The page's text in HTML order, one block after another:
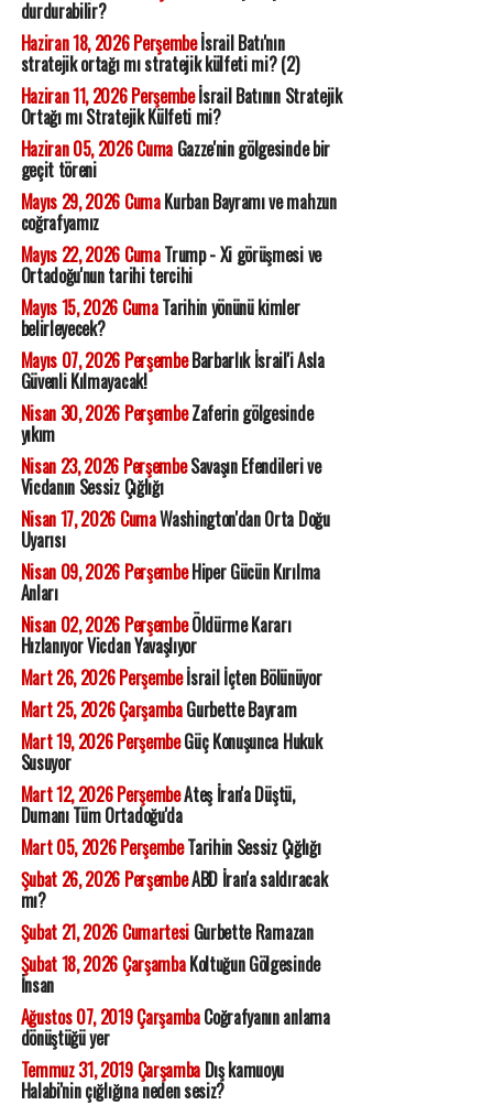
durdurabilir?
Haziran 18, 2026 Perşembeİsrail Batı'nın
stratejik ortağı mı stratejik külfeti mi? (2)
Haziran 11, 2026 Perşembeİsrail Batının Stratejik
Ortağı mı Stratejik Külfeti mi?
Haziran 05, 2026 CumaGazze'nin gölgesinde bir
geçit töreni
Mayıs 29, 2026 CumaKurban Bayramı ve mahzun
coğrafyamız
Mayıs 22, 2026 CumaTrump - Xi görüşmesi ve
Ortadoğu'nun tarihi tercihi
Mayıs 15, 2026 CumaTarihin yönünü kimler
belirleyecek?
Mayıs 07, 2026 PerşembeBarbarlık İsrail'i Asla
Güvenli Kılmayacak!
Nisan 30, 2026 PerşembeZaferin gölgesinde
yıkım
Nisan 23, 2026 PerşembeSavaşın Efendileri ve
Vicdanın Sessiz Çığlığı
Nisan 17, 2026 CumaWashington'dan Orta Doğu
Uyarısı
Nisan 09, 2026 PerşembeHiper Gücün Kırılma
Anları
Nisan 02, 2026 PerşembeÖldürme Kararı
Hızlanıyor Vicdan Yavaşlıyor
Mart 26, 2026 Perşembeİsrail İçten Bölünüyor
Mart 25, 2026 ÇarşambaGurbette Bayram
Mart 19, 2026 PerşembeGüç Konuşunca Hukuk
Susuyor
Mart 12, 2026 PerşembeAteş İran'a Düştü,
Dumanı Tüm Ortadoğu'da
Mart 05, 2026 PerşembeTarihin Sessiz Çığlığı
Şubat 26, 2026 PerşembeABD İran'a saldıracak
mı?
Şubat 21, 2026 CumartesiGurbette Ramazan
Şubat 18, 2026 ÇarşambaKoltuğun Gölgesinde
İnsan
Ağustos 07, 2019 ÇarşambaCoğrafyanın anlama
dönüştüğü yer
Temmuz 31, 2019 ÇarşambaDış kamuoyu
Halabi'nin çığlığına neden sesiz?